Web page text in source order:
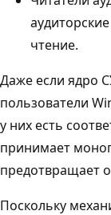
чтение.
Даже если ядро
пользователи
у них есть
принимает
предотвращает
Поскольку